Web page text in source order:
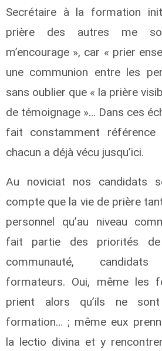
Secrétaire à la formation
prière des autres me
m’encourage », car « prier
une communion entre les
sans oublier que « la prière
de témoignage »… Dans ces
fait constamment
chacun a déjà vécu jusqu’ici.
Au noviciat nos candidats
compte que la vie de prière
personnel qu’au niveau
fait partie des priorités
communauté,
formateurs. Oui, même les
prient alors qu’ils ne
formation… ; même eux
la lectio divina et y